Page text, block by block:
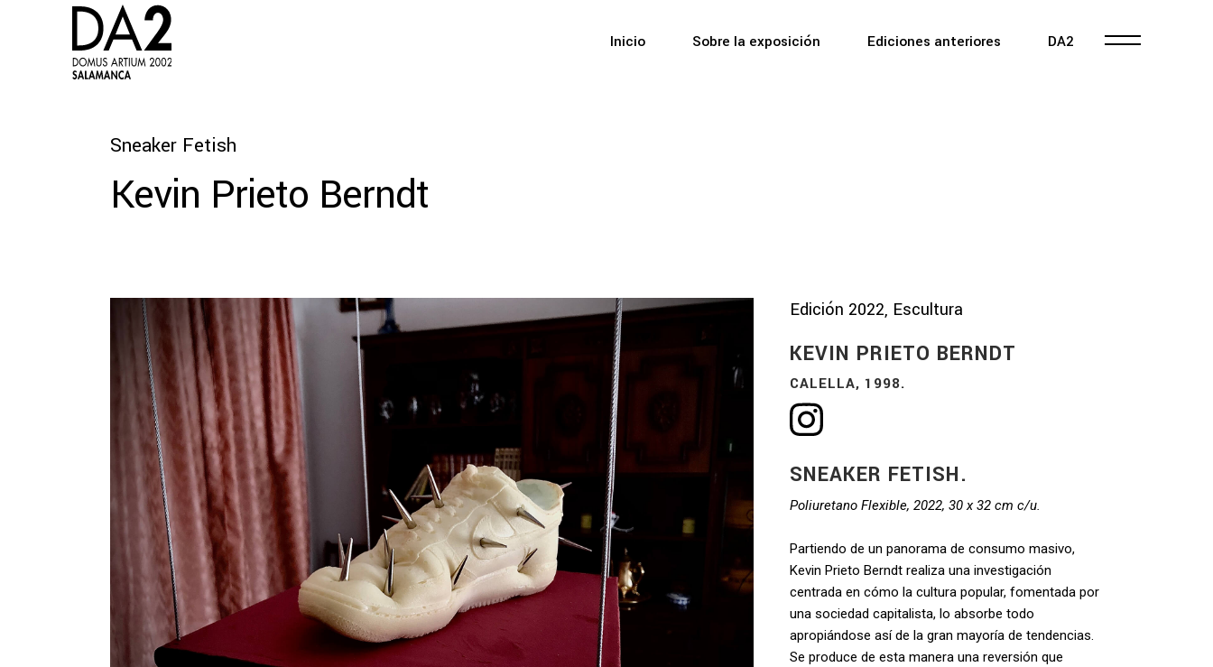
Inicio Sobre la exposición Ediciones anteriores DA2
Sneaker Fetish
Kevin Prieto Berndt
Edición 2022, Escultura
KEVIN PRIETO BERNDT
CALELLA, 1998.
SNEAKER FETISH.
Poliuretano Flexible, 2022, 30 x 32 cm c/u.
Partiendo de un panorama de consumo masivo,
Kevin Prieto Berndt realiza una investigación
centrada en cómo la cultura popular, fomentada por
una sociedad capitalista, lo absorbe todo
apropiándose así de la gran mayoría de tendencias.
Se produce de esta manera una reversión que